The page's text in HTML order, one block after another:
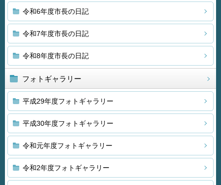
令和6年度市長の日記
令和7年度市長の日記
令和8年度市長の日記
フォトギャラリー
平成29年度フォトギャラリー
平成30年度フォトギャラリー
令和元年度フォトギャラリー
令和2年度フォトギャラリー